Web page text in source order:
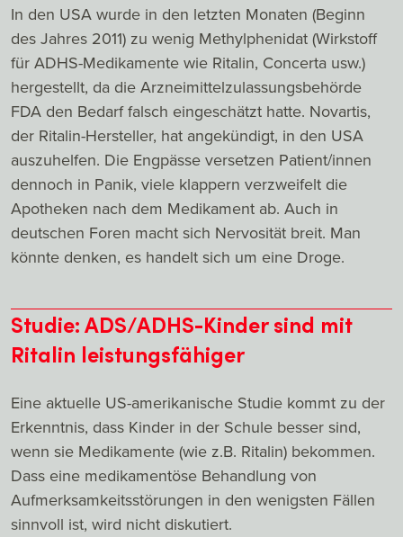
In den USA wurde in den letzten Monaten (Beginn
des Jahres 2011) zu wenig Methylphenidat (Wirkstoff
für ADHS-Medikamente wie Ritalin, Concerta usw.)
hergestellt, da die Arzneimittelzulassungsbehörde
FDA den Bedarf falsch eingeschätzt hatte. Novartis,
der Ritalin-Hersteller, hat angekündigt, in den USA
auszuhelfen. Die Engpässe versetzen Patient/innen
dennoch in Panik, viele klappern verzweifelt die
Apotheken nach dem Medikament ab. Auch in
deutschen Foren macht sich Nervosität breit. Man
könnte denken, es handelt sich um eine Droge.
Studie: ADS/ADHS-Kinder sind mit
Ritalin leistungsfähiger
Eine aktuelle US-amerikanische Studie kommt zu der
Erkenntnis, dass Kinder in der Schule besser sind,
wenn sie Medikamente (wie z.B. Ritalin) bekommen.
Dass eine medikamentöse Behandlung von
Aufmerksamkeitsstörungen in den wenigsten Fällen
sinnvoll ist, wird nicht diskutiert.